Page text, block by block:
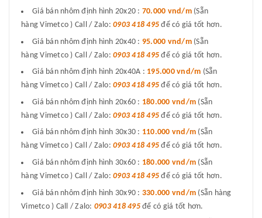
Giá bán nhôm định hình 20x20 : 70.000 vnd/m (Sẵn
hàng Vimetco ) Call / Zalo: 0903 418 495 để có giá tốt hơn.
Giá bán nhôm định hình 20x40 : 95.000 vnd/m (Sẵn
hàng Vimetco ) Call / Zalo: 0903 418 495 để có giá tốt hơn.
Giá bán nhôm định hình 20x40A : 195.000 vnd/m (Sẵn
hàng Vimetco ) Call / Zalo: 0903 418 495 để có giá tốt hơn.
Giá bán nhôm định hình 20x60 : 180.000 vnd/m (Sẵn
hàng Vimetco ) Call / Zalo: 0903 418 495 để có giá tốt hơn.
Giá bán nhôm định hình 30x30 : 110.000 vnd/m (Sẵn
hàng Vimetco ) Call / Zalo: 0903 418 495để có giá tốt hơn.
Giá bán nhôm định hình 30x60 : 180.000 vnd/m (Sẵn
hàng Vimetco ) Call / Zalo: 0903 418 495 để có giá tốt hơn.
Giá bán nhôm định hình 30x90 : 330.000 vnd/m (Sẵn hàng
Vimetco ) Call / Zalo: 0903 418 495 để có giá tốt hơn.